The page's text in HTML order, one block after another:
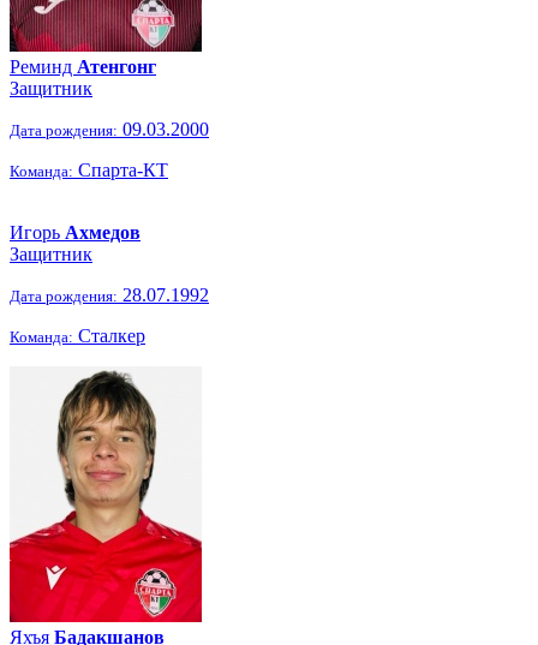
Реминд Атенгонг
Защитник
Дата рождения: 09.03.2000
Команда: Спарта-КТ
Игорь Ахмедов
Защитник
Дата рождения: 28.07.1992
Команда: Сталкер
Яхъя Бадакшанов